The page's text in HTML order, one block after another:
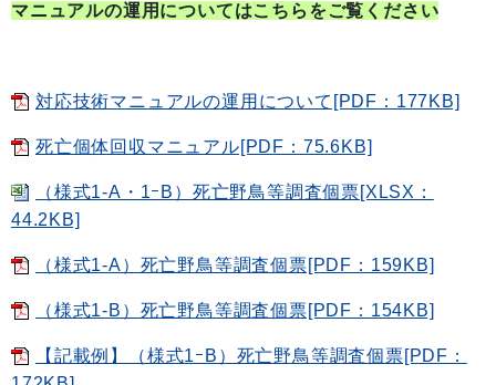
マニュアルの運用についてはこちらをご覧ください
対応技術マニュアルの運用について[PDF：177KB]
死亡個体回収マニュアル[PDF：75.6KB]
（様式1-A・1ｰB）死亡野鳥等調査個票[XLSX：
44.2KB]
（様式1-A）死亡野鳥等調査個票[PDF：159KB]
（様式1-B）死亡野鳥等調査個票[PDF：154KB]
【記載例】（様式1ｰB）死亡野鳥等調査個票[PDF：